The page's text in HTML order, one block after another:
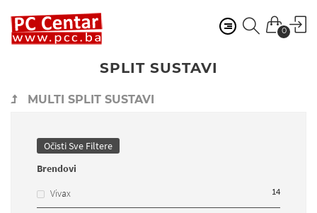
0
SPLIT SUSTAVI
MULTI SPLIT SUSTAVI
Očisti Sve Filtere
Brendovi
Vivax
14